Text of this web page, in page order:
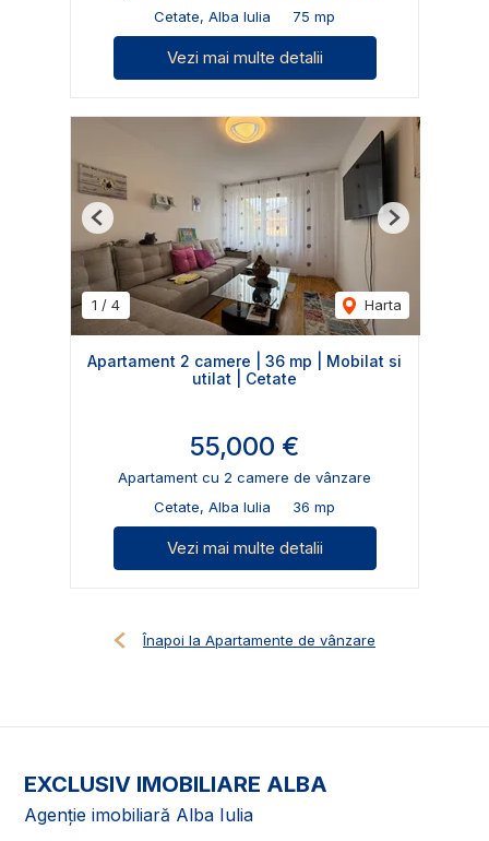
Cetate, Alba Iulia
75 mp
Vezi mai multe detalii
1 / 4 Harta
Previous Next
Apartament 2 camere | 36 mp | Mobilat si
utilat | Cetate
55,000 €
Apartament cu 2 camere de vânzare
Cetate, Alba Iulia
36 mp
Vezi mai multe detalii
Înapoi la Apartamente de vânzare
EXCLUSIV IMOBILIARE ALBA
Agenție imobiliară Alba Iulia